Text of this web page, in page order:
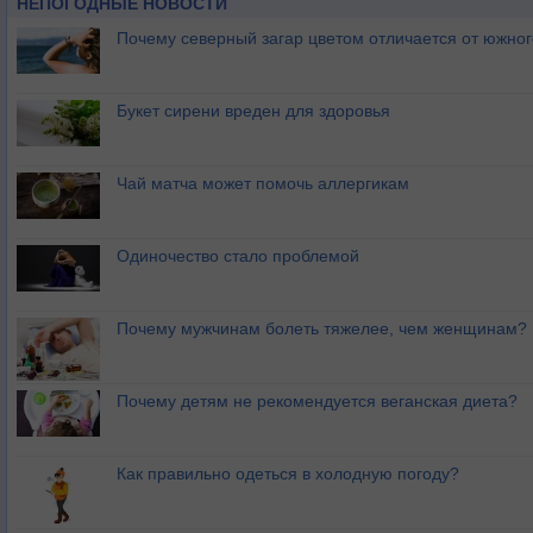
НЕПОГОДНЫЕ НОВОСТИ
Почему северный загар цветом отличается от
Букет сирени вреден для здоровья
Чай матча может помочь аллергикам
Одиночество стало проблемой
Почему мужчинам болеть тяжелее, чем женщинам?
Почему детям не рекомендуется веганская диета?
Как правильно одеться в холодную погоду?